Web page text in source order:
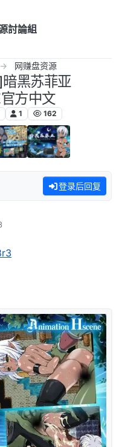
討論組
网赚盘资源
黑苏菲亚
方中文
1 162
登录后回复